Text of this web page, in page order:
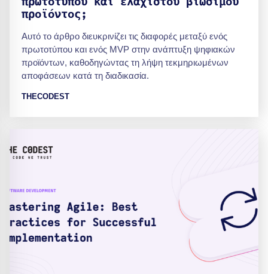
προϊόντος;
Αυτό το άρθρο διευκρινίζει τις διαφορές μεταξύ ενός
πρωτοτύπου και ενός MVP στην ανάπτυξη ψηφιακών
προϊόντων, καθοδηγώντας τη λήψη τεκμηριωμένων
αποφάσεων κατά τη διαδικασία.
THECODEST